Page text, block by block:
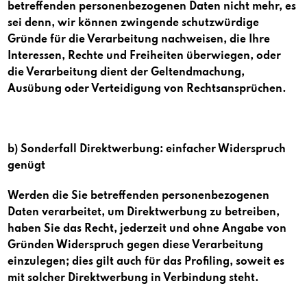
betreffenden personenbezogenen Daten nicht mehr, es
sei denn, wir können zwingende schutzwürdige
Gründe für die Verarbeitung nachweisen, die Ihre
Interessen, Rechte und Freiheiten überwiegen, oder
die Verarbeitung dient der Geltendmachung,
Ausübung oder Verteidigung von Rechtsansprüchen.
b) Sonderfall Direktwerbung: einfacher Widerspruch
genügt
Werden die Sie betreffenden personenbezogenen
Daten verarbeitet, um Direktwerbung zu betreiben,
haben Sie das Recht, jederzeit und ohne Angabe von
Gründen Widerspruch gegen diese Verarbeitung
einzulegen; dies gilt auch für das Profiling, soweit es
mit solcher Direktwerbung in Verbindung steht.